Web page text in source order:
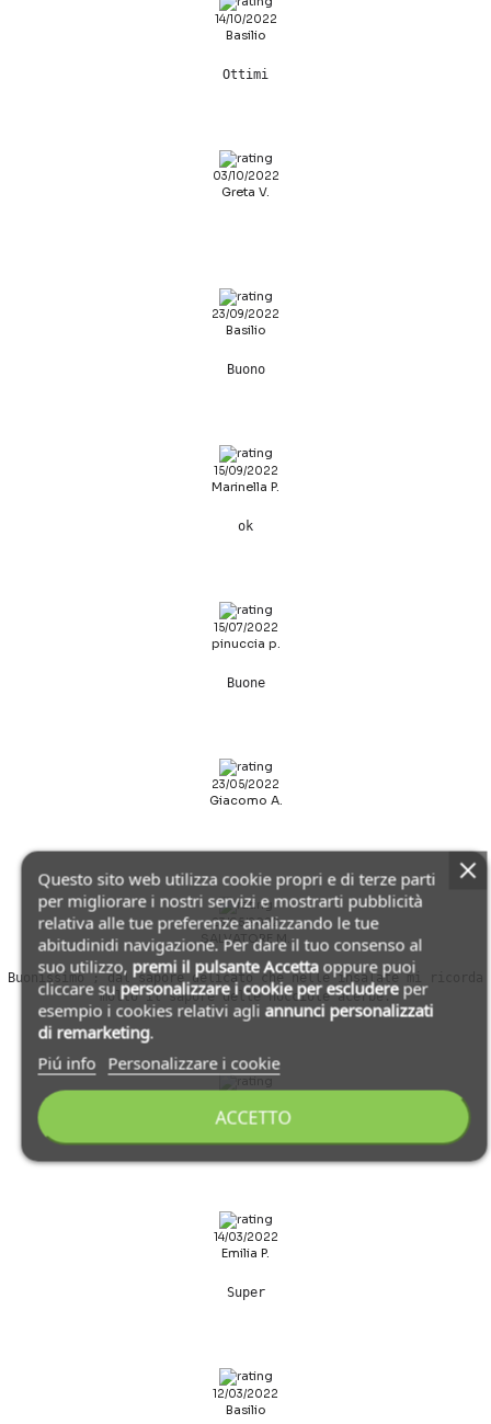
14/10/2022
Basilio
Ottimi
03/10/2022
Greta V.
23/09/2022
Basilio
Buono
15/09/2022
Marinella P.
ok
15/07/2022
pinuccia p.
Buone
23/05/2022
Giacomo A.
23/05/2022
SALVATORE M.
Buonissimo ; dal sapore delicato che nelle insalate mi ricorda
molto il sapore delle nocciole acerbe.
Silvia F.
14/03/2022
Emilia P.
Super
12/03/2022
Basilio
Questo sito web utilizza cookie propri e di terze parti
per migliorare i nostri servizi e mostrarti pubblicità
relativa alle tue preferenze analizzando le tue
abitudinidi navigazione. Per dare il tuo consenso al
suo utilizzo, premi il pulsante Accettaoppure puoi
cliccare su personalizzare i cookie per escludereper
esempio i cookies relativi agli annunci personalizzati
di remarketing.
Piú info Personalizzare i cookie
ACCETTO